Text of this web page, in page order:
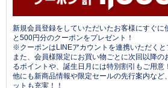
新規会員登録をしていただいたお客様にすぐに
と500円分のクーポンをプレゼント！
※クーポンはLINEアカウントを連携いただくと
また、会員様限定にお買い物ごとに次回以降の
るポイントや、誕生日月には特別割引もご用意！
他にも新商品情報や限定セールの先行案内など
ットも充実！！